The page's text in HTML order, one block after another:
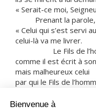
« Serait-ce moi,
Prenant la parole,
« Celui qui s’est servi
celui-là va me livrer.
Le Fils de
comme il est écrit à
mais malheureux celui
par qui le Fils de
cet homme-là ! »